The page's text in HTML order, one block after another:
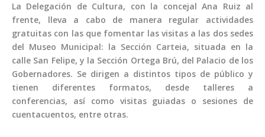
La Delegación de Cultura, con la concejal Ana Ruiz al
frente, lleva a cabo de manera regular actividades
gratuitas con las que fomentar las visitas a las dos sedes
del Museo Municipal: la Sección Carteia, situada en la
calle San Felipe, y la Sección Ortega Brú, del Palacio de los
Gobernadores. Se dirigen a distintos tipos de público y
tienen diferentes formatos, desde talleres a
conferencias, así como visitas guiadas o sesiones de
cuentacuentos, entre otras.